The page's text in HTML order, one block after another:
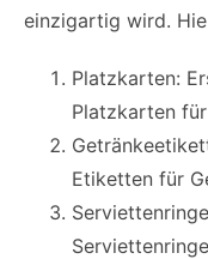
einzigartig wird.
Platzkarten:
Platzkarten
Etiketten für